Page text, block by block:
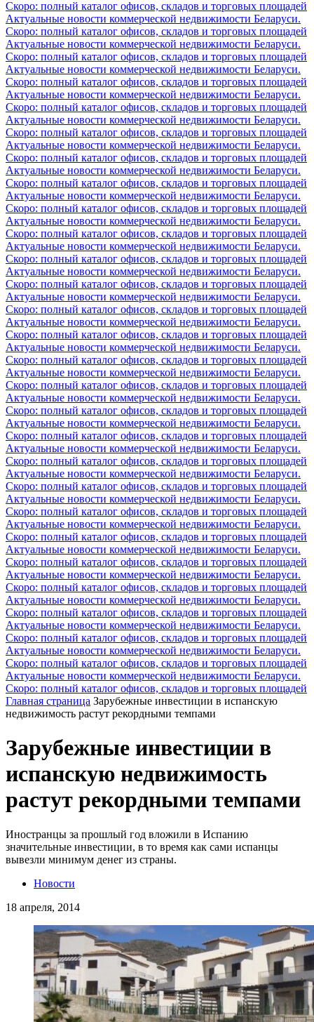
Скоро: полный каталог офисов, складов и торговых площадей
Актуальные новости коммерческой недвижимости Беларуси.
Скоро: полный каталог офисов, складов и торговых площадей
Актуальные новости коммерческой недвижимости Беларуси.
Скоро: полный каталог офисов, складов и торговых площадей
Актуальные новости коммерческой недвижимости Беларуси.
Скоро: полный каталог офисов, складов и торговых площадей
Актуальные новости коммерческой недвижимости Беларуси.
Скоро: полный каталог офисов, складов и торговых площадей
Актуальные новости коммерческой недвижимости Беларуси.
Скоро: полный каталог офисов, складов и торговых площадей
Актуальные новости коммерческой недвижимости Беларуси.
Скоро: полный каталог офисов, складов и торговых площадей
Актуальные новости коммерческой недвижимости Беларуси.
Скоро: полный каталог офисов, складов и торговых площадей
Актуальные новости коммерческой недвижимости Беларуси.
Скоро: полный каталог офисов, складов и торговых площадей
Актуальные новости коммерческой недвижимости Беларуси.
Скоро: полный каталог офисов, складов и торговых площадей
Актуальные новости коммерческой недвижимости Беларуси.
Скоро: полный каталог офисов, складов и торговых площадей
Актуальные новости коммерческой недвижимости Беларуси.
Скоро: полный каталог офисов, складов и торговых площадей
Актуальные новости коммерческой недвижимости Беларуси.
Скоро: полный каталог офисов, складов и торговых площадей
Актуальные новости коммерческой недвижимости Беларуси.
Скоро: полный каталог офисов, складов и торговых площадей
Актуальные новости коммерческой недвижимости Беларуси.
Скоро: полный каталог офисов, складов и торговых площадей
Актуальные новости коммерческой недвижимости Беларуси.
Скоро: полный каталог офисов, складов и торговых площадей
Актуальные новости коммерческой недвижимости Беларуси.
Скоро: полный каталог офисов, складов и торговых площадей
Актуальные новости коммерческой недвижимости Беларуси.
Скоро: полный каталог офисов, складов и торговых площадей
Актуальные новости коммерческой недвижимости Беларуси.
Скоро: полный каталог офисов, складов и торговых площадей
Актуальные новости коммерческой недвижимости Беларуси.
Скоро: полный каталог офисов, складов и торговых площадей
Актуальные новости коммерческой недвижимости Беларуси.
Скоро: полный каталог офисов, складов и торговых площадей
Актуальные новости коммерческой недвижимости Беларуси.
Скоро: полный каталог офисов, складов и торговых площадей
Актуальные новости коммерческой недвижимости Беларуси.
Скоро: полный каталог офисов, складов и торговых площадей
Актуальные новости коммерческой недвижимости Беларуси.
Скоро: полный каталог офисов, складов и торговых площадей
Актуальные новости коммерческой недвижимости Беларуси.
Скоро: полный каталог офисов, складов и торговых площадей
Актуальные новости коммерческой недвижимости Беларуси.
Скоро: полный каталог офисов, складов и торговых площадей
Актуальные новости коммерческой недвижимости Беларуси.
Скоро: полный каталог офисов, складов и торговых площадей
Актуальные новости коммерческой недвижимости Беларуси.
Скоро: полный каталог офисов, складов и торговых площадей
Главная страница Зарубежные инвестиции в испанскую
недвижимость растут рекордными темпами
Зарубежные инвестиции в
испанскую недвижимость
растут рекордными темпами
Иностранцы за прошлый год вложили в Испанию
значительные инвестиции, в то время как сами испанцы
вывезли минимум денег из страны.
Новости
18 апреля, 2014